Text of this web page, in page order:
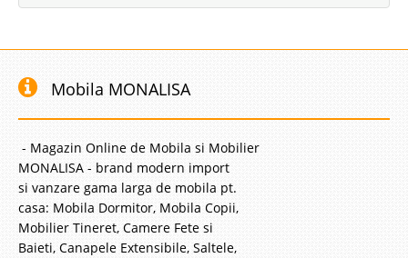
Mobila MONALISA
- Magazin Online de Mobila si Mobilier
MONALISA - brand modern import
si vanzare gama larga de mobila pt.
casa: Mobila Dormitor, Mobila Copii,
Mobilier Tineret, Camere Fete si
Baieti, Canapele Extensibile, Saltele,